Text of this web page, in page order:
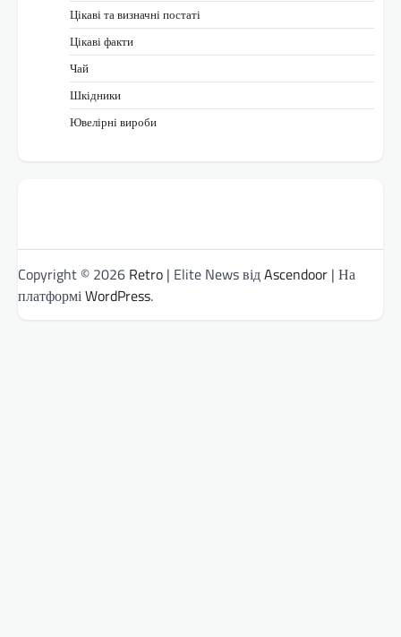
Цікаві та визначні постаті
Цікаві факти
Чай
Шкідники
Ювелірні вироби
Copyright © 2026 Retro | Elite News відAscendoor | На
платформіWordPress.